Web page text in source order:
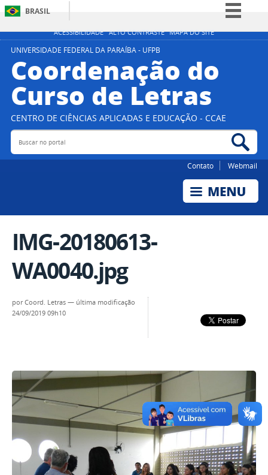
ACESSIBILIDADE ALTO CONTRASTE MAPA DO SITE
BRASIL
Simplifique!
Participe
Acesso à informação
Legislação
Canais
UNIVERSIDADE FEDERAL DA PARAÍBA - UFPB
Coordenação do
Curso de Letras
CENTRO DE CIÊNCIAS APLICADAS E EDUCAÇÃO - CCAE
Buscar no portal
Contato Webmail
IMG-20180613-
WA0040.jpg
porCoord. Letras — última modificação
24/09/2019 09h10